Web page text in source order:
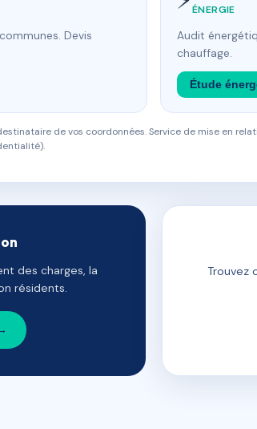
Devis
ÉNERGIE
Audit
chauffage.
Étude
de vos coordonnées. Service de mise en
des charges, la
résidents.
Trouvez